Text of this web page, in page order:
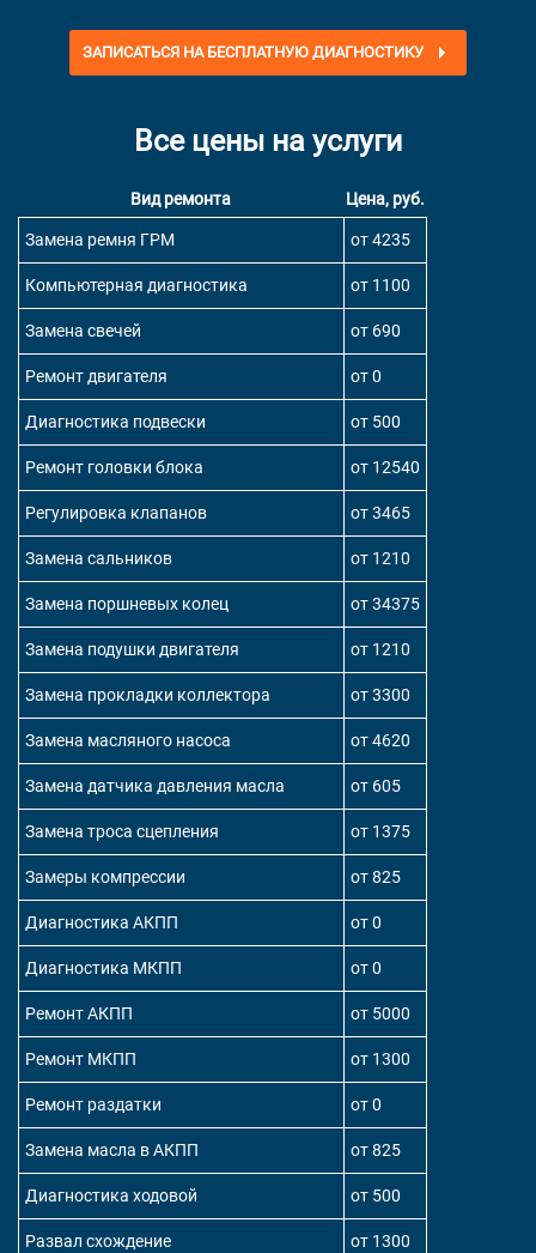
ЗАПИСАТЬСЯ НА БЕСПЛАТНУЮ ДИАГНОСТИКУ
Все цены на услуги
Вид ремонта
Цена, руб.
Замена ремня ГРМ
от 4235
Компьютерная диагностика от 1100
Замена свечей от 690
Ремонт двигателя от 0
Диагностика подвески от 500
Ремонт головки блока от 12540
Регулировка клапанов от 3465
Замена сальников от 1210
Замена поршневых колец от 34375
Замена подушки двигателя от 1210
Замена прокладки коллектора от 3300
Замена масляного насоса от 4620
Замена датчика давления масла от 605
Замена троса сцепления от 1375
Замеры компрессии от 825
Диагностика АКПП от 0
Диагностика МКПП от 0
Ремонт АКПП от 5000
Ремонт МКПП от 1300
Ремонт раздатки от 0
Замена масла в АКПП от 825
Диагностика ходовой от 500
Развал схождение от 1300